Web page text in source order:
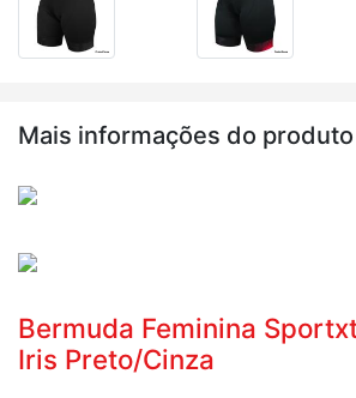
Mais informações do produto
Bermuda Feminina
Iris Preto/Cinza